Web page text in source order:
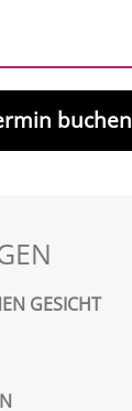
buchen
GESICHT